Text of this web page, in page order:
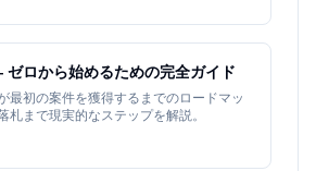
ロから始めるための完全ガイド
最初の案件を獲得するまでのロードマッ
札まで現実的なステップを解説。